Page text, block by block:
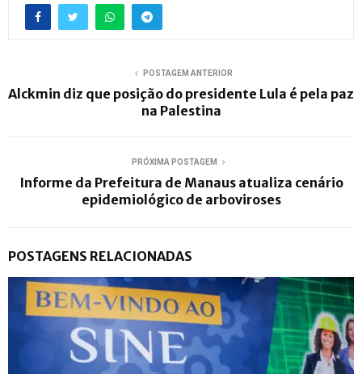
POSTAGEM ANTERIOR
Alckmin diz que posição do presidente Lula é pela paz
na Palestina
PRÓXIMA POSTAGEM
Informe da Prefeitura de Manaus atualiza cenário
epidemiológico de arboviroses
POSTAGENS RELACIONADAS